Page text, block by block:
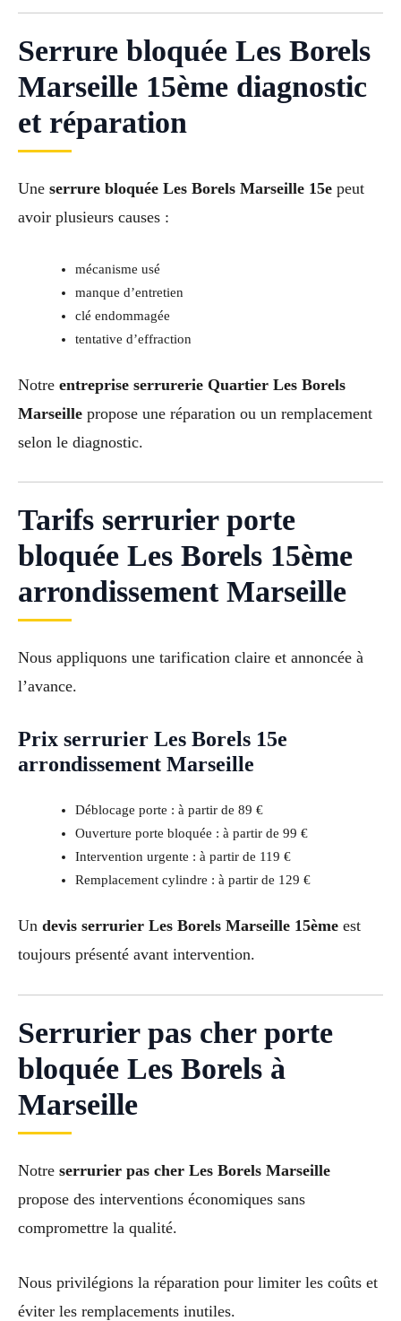
Serrure bloquée Les Borels
Marseille 15ème diagnostic
et réparation
Une serrure bloquée Les Borels Marseille 15e peut
avoir plusieurs causes :
mécanisme usé
manque d’entretien
clé endommagée
tentative d’effraction
Notre entreprise serrurerie Quartier Les Borels
Marseille propose une réparation ou un remplacement
selon le diagnostic.
Tarifs serrurier porte
bloquée Les Borels 15ème
arrondissement Marseille
Nous appliquons une tarification claire et annoncée à
l’avance.
Prix serrurier Les Borels 15e
arrondissement Marseille
Déblocage porte : à partir de 89 €
Ouverture porte bloquée : à partir de 99 €
Intervention urgente : à partir de 119 €
Remplacement cylindre : à partir de 129 €
Un devis serrurier Les Borels Marseille 15ème est
toujours présenté avant intervention.
Serrurier pas cher porte
bloquée Les Borels à
Marseille
Notre serrurier pas cher Les Borels Marseille
propose des interventions économiques sans
compromettre la qualité.
Nous privilégions la réparation pour limiter les coûts et
éviter les remplacements inutiles.